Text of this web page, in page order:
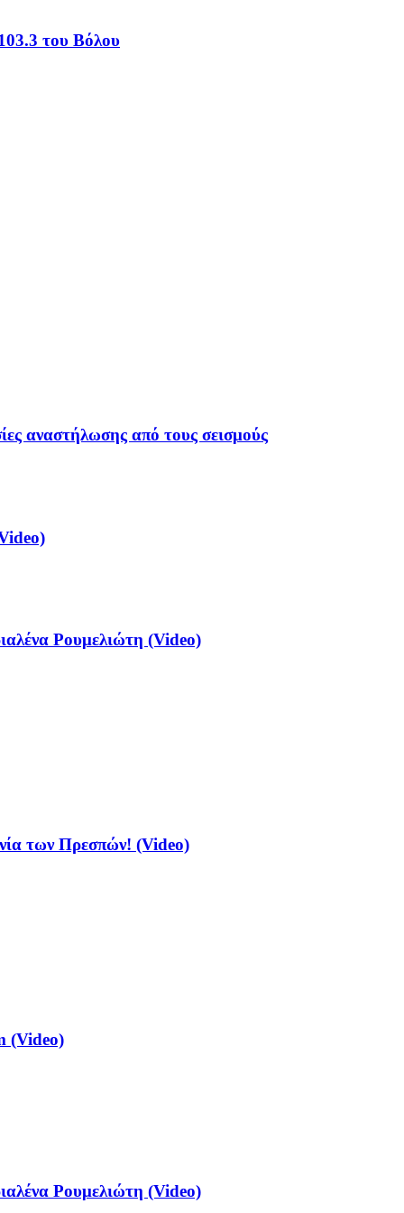
του Βόλου
αναστήλωσης από τους σεισμούς
Ρουμελιώτη (Video)
των Πρεσπών! (Video)
(Video)
Ρουμελιώτη (Video)